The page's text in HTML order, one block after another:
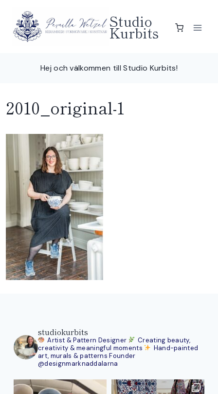
content
Studio
Kurbits
Hej och välkommen till Studio Kurbits!
2010_original-1
studiokurbits
Artist & Pattern Designer
Creating beauty,
creativity & meaningful moments
Hand-painted
art, murals & patterns Founder
@designmarknaddalarna